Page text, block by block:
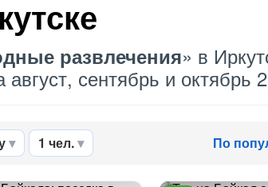
развлечения» в
сентябрь и октябрь
1 чел. По